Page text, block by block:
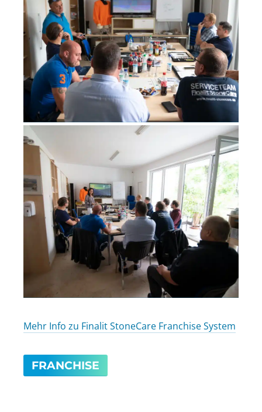
Mehr Info zu Finalit StoneCare Franchise System
FRANCHISE